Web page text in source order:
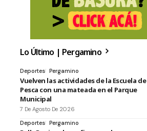
Lo Último | Pergamino
Deportes Pergamino
Vuelven las actividades de la Escuela de
Pesca con una mateada en el Parque
Municipal
7 De Agosto De 2026
Deportes Pergamino